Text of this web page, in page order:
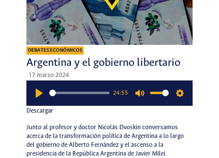
DEBATES ECONÓMICOS
Argentina y el gobierno libertario
17 marzo 2024
24:55
Descargar
Junto al profesor y doctor Nicolás Dvoskin conversamos
acerca de la transformación política de Argentina a lo largo
del gobierno de Alberto Fernández y el ascenso a la
presidencia de la República Argentina de Javier Milei.